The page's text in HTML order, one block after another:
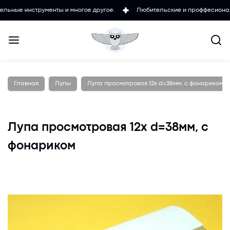
и многое другое. Любительские и проффесиональные
Главная Лупы Лупа просмотровая 12х d=38мм, с фонариком
Лупа просмотровая 12х d=38мм, с
фонариком